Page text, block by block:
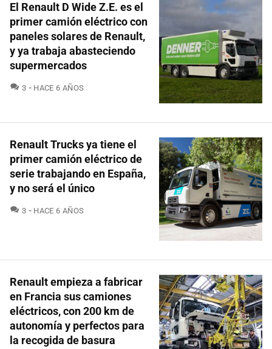
El Renault D Wide Z.E. es el
primer camión eléctrico con
paneles solares de Renault,
y ya trabaja abasteciendo
supermercados
3 COMENTARIOS
HACE 6 AÑOS
Renault Trucks ya tiene el
primer camión eléctrico de
serie trabajando en España,
y no será el único
3 COMENTARIOS
HACE 6 AÑOS
Renault empieza a fabricar
en Francia sus camiones
eléctricos, con 200 km de
autonomía y perfectos para
la recogida de basura